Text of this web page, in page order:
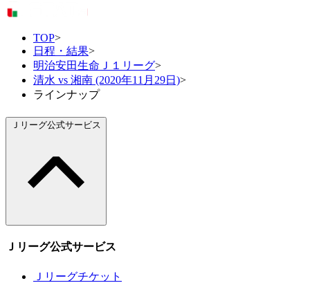
TOP>
日程・結果>
明治安田生命Ｊ１リーグ>
清水 vs 湘南 (2020年11月29日)>
ラインナップ
Ｊリーグ公式サービス
Ｊリーグ公式サービス
Ｊリーグチケット